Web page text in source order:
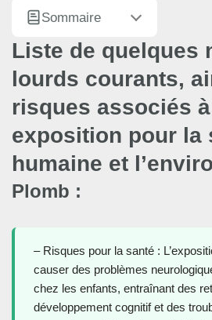
Sommaire
Liste de quelques
lourds courants,
risques associés
exposition pour la
humaine et
Plomb :
– Risques pour la santé :
causer des problèmes
chez les enfants, entraînant des
développement cognitif et des